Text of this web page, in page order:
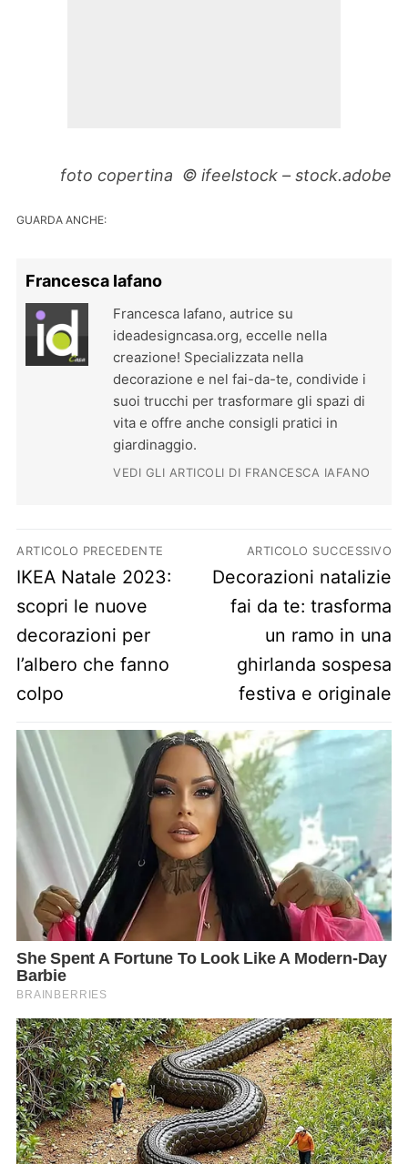
foto copertina © ifeelstock – stock.adobe
GUARDA ANCHE:
Francesca Iafano
Francesca Iafano, autrice su
ideadesigncasa.org, eccelle nella
creazione! Specializzata nella
decorazione e nel fai-da-te, condivide i
suoi trucchi per trasformare gli spazi di
vita e offre anche consigli pratici in
giardinaggio.
VEDI GLI ARTICOLI DI FRANCESCA IAFANO
Navigazione articoli
ARTICOLO PRECEDENTE
Previous post:
IKEA Natale 2023:
scopri le nuove
decorazioni per
l’albero che fanno
colpo
ARTICOLO SUCCESSIVO
Next post:
Decorazioni natalizie
fai da te: trasforma
un ramo in una
ghirlanda sospesa
festiva e originale